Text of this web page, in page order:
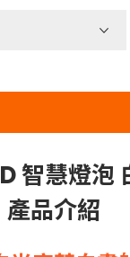
智慧燈泡
產品介紹